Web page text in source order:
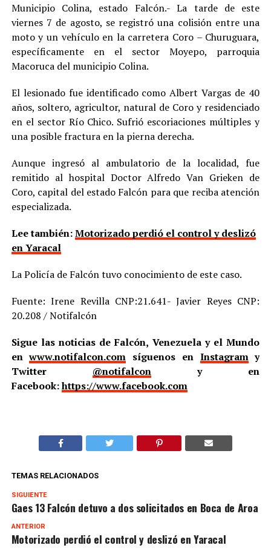
Municipio Colina, estado Falcón.- La tarde de este
viernes 7 de agosto, se registró una colisión entre una
moto y un vehículo en la carretera Coro – Churuguara,
específicamente en el sector Moyepo, parroquia
Macoruca del municipio Colina.
El lesionado fue identificado como Albert Vargas de 40
años, soltero, agricultor, natural de Coro y residenciado
en el sector Río Chico. Sufrió escoriaciones múltiples y
una posible fractura en la pierna derecha.
Aunque ingresó al ambulatorio de la localidad, fue
remitido al hospital Doctor Alfredo Van Grieken de
Coro, capital del estado Falcón para que reciba atención
especializada.
Lee también:Motorizado perdió el control y deslizó
en Yaracal
La Policía de Falcón tuvo conocimiento de este caso.
Fuente: Irene Revilla CNP:21.641- Javier Reyes CNP:
20.208 / Notifalcón
Sigue las noticias de Falcón, Venezuela y el Mundo
enwww.notifalcon.com síguenos en Instagramy
Twitter @notifalcony en
Facebook:https://www.facebook.com
TEMAS RELACIONADOS
SIGUIENTE
Gaes 13 Falcón detuvo a dos solicitados en Boca de Aroa
ANTERIOR
Motorizado perdió el control y deslizó en Yaracal